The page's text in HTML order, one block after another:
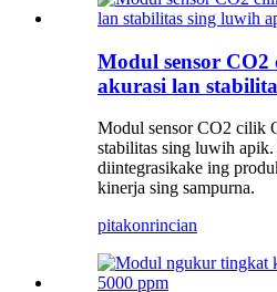
Modul sensor
akurasi lan
Modul sensor CO2 cilik
stabilitas sing luwih
diintegrasikake ing
kinerja sing sampurna.
pitakonrincian